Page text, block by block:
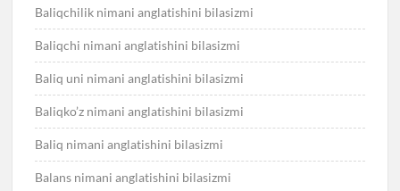
Baliqchilik nimani anglatishini bilasizmi
Baliqchi nimani anglatishini bilasizmi
Baliq uni nimani anglatishini bilasizmi
Baliqko’z nimani anglatishini bilasizmi
Baliq nimani anglatishini bilasizmi
Balans nimani anglatishini bilasizmi